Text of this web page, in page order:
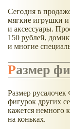
Сегодня в
мягкие игрушки
и аксессуары.
150 рублей,
и многие
Размер
Размер
фигурок других
кажется немного
на коньках.